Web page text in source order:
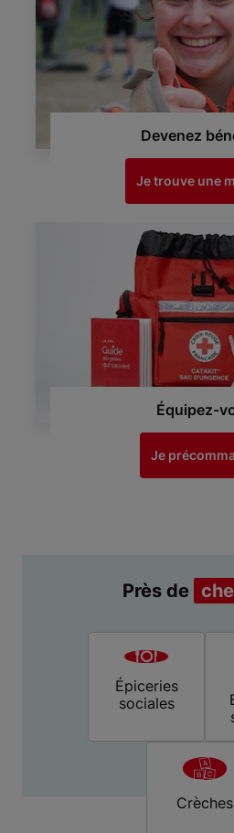
Devenez
Je trouve une
Équipez-
Je
Près de
Épiceries
sociales
Crèches